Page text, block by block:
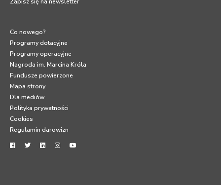
Co nowego?
Programy dotacyjne
Programy operacyjne
Nagroda im. Marcina Króla
Fundusze powierzone
Mapa strony
Dla mediów
Polityka prywatności
Cookies
Regulamin darowizn